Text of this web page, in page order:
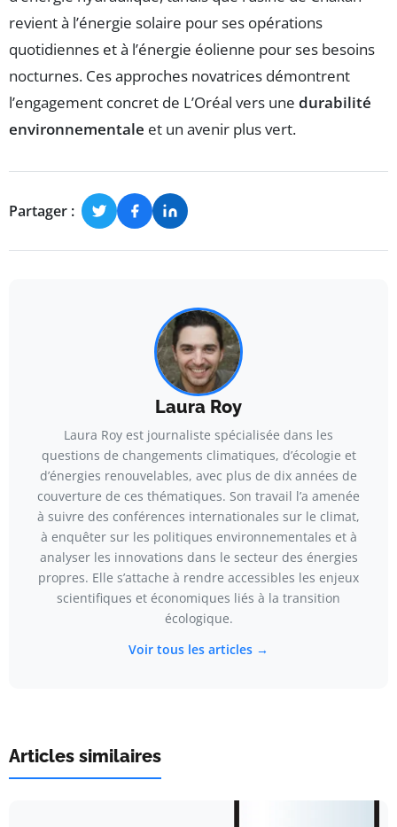
revient à l’énergie solaire pour ses opérations
quotidiennes et à l’énergie éolienne pour ses besoins
nocturnes. Ces approches novatrices démontrent
l’engagement concret de L’Oréal vers une durabilité
environnementale et un avenir plus vert.
Partager :
Laura Roy
Laura Roy est journaliste spécialisée dans les
questions de changements climatiques, d’écologie et
d’énergies renouvelables, avec plus de dix années de
couverture de ces thématiques. Son travail l’a amenée
à suivre des conférences internationales sur le climat,
à enquêter sur les politiques environnementales et à
analyser les innovations dans le secteur des énergies
propres. Elle s’attache à rendre accessibles les enjeux
scientifiques et économiques liés à la transition
écologique.
Voir tous les articles →
Articles similaires